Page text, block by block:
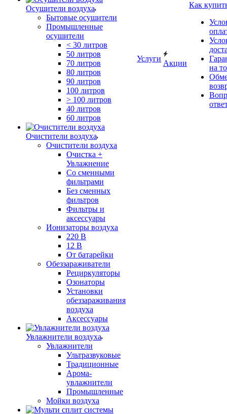
Осушители воздуха
Бытовые осушители
Промышленные
осушители
< 30 литров
50 литров
70 литров
80 литров
90 литров
100 литров
> 100 литров
40 литров
60 литров
Очистители воздуха
Очистители воздуха
Очистка +
Увлажнение
Cо сменными
фильтрами
Без сменных
фильтров
Фильтры и
аксессуары
Ионизаторы воздуха
220 В
12 В
От батарейки
Обеззараживатели
Рециркуляторы
Озонаторы
Установки
обеззараживания
воздуха
Аксессуары
Увлажнители воздуха
Увлажнители
Ультразвуковые
Традиционные
Арома-
увлажнители
Промышленные
Мойки воздуха
Услуги
Акции
Как
на